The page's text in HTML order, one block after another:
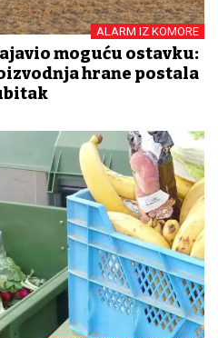
ALARM IZ KOMORE
moguću ostavku:
hrane postala